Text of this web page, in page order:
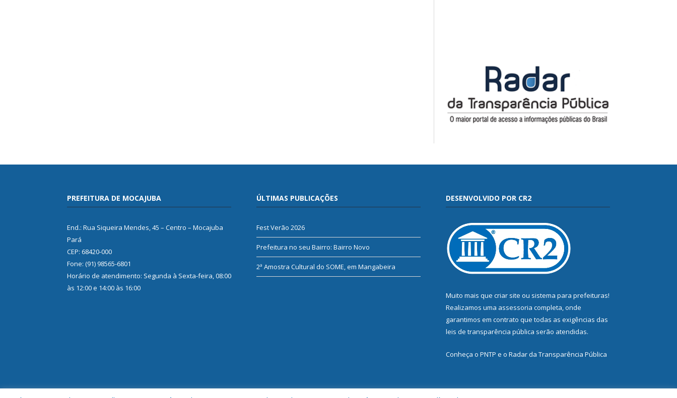
PREFEITURA DE MOCAJUBA
End.: Rua Siqueira Mendes, 45 – Centro – Mocajuba
Pará
CEP: 68420-000
Fone: (91) 98565-6801
Horário de atendimento: Segunda à Sexta-feira, 08:00
às 12:00 e 14:00 às 16:00
ÚLTIMAS PUBLICAÇÕES
Fest Verão 2026
Prefeitura no seu Bairro: Bairro Novo
2ª Amostra Cultural do SOME, em Mangabeira
DESENVOLVIDO POR CR2
Muito mais que criar site ou sistema para prefeituras!
Realizamos uma assessoria completa, onde
garantimos em contrato que todas as exigências das
leis de transparência pública serão atendidas.
Conheça o PNTP e o Radar da Transparência Pública